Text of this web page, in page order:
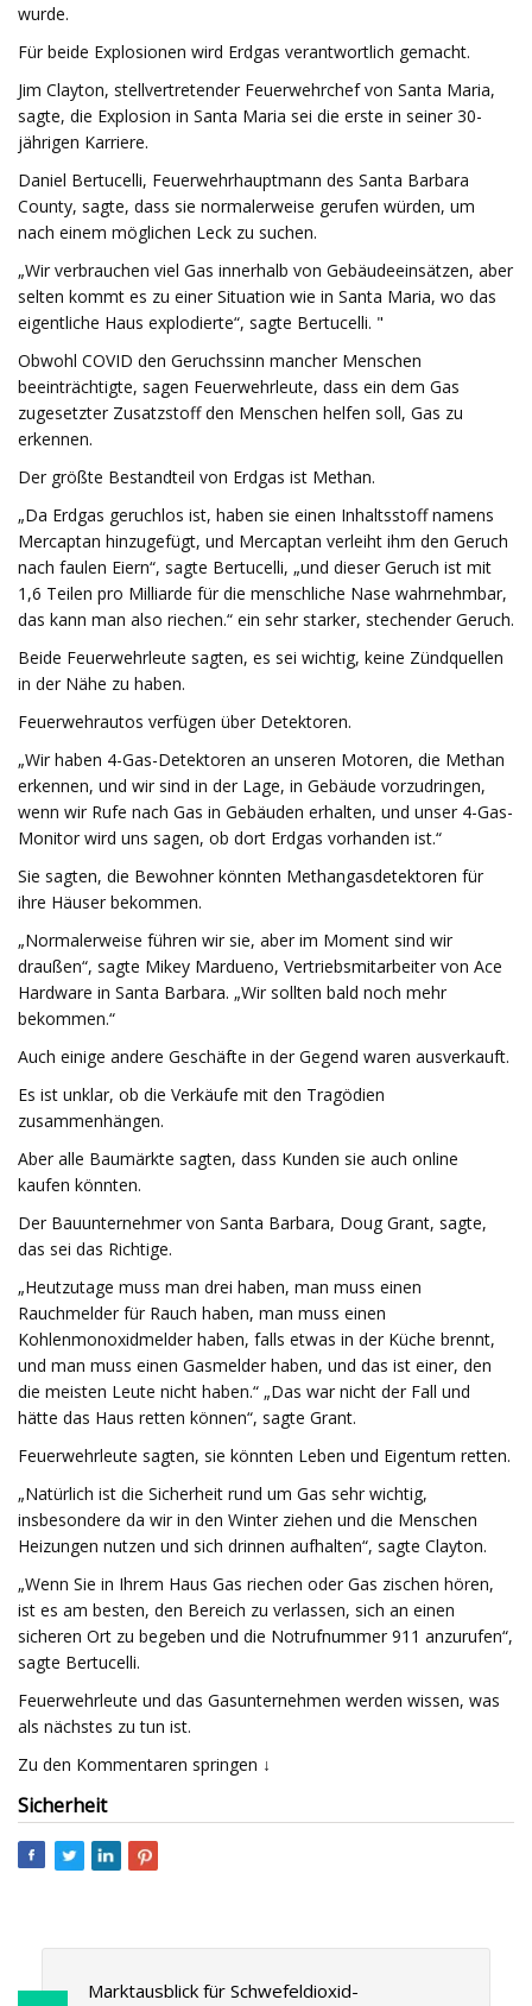
wurde.
Für beide Explosionen wird Erdgas verantwortlich gemacht.
Jim Clayton, stellvertretender Feuerwehrchef von Santa Maria,
sagte, die Explosion in Santa Maria sei die erste in seiner 30-
jährigen Karriere.
Daniel Bertucelli, Feuerwehrhauptmann des Santa Barbara
County, sagte, dass sie normalerweise gerufen würden, um
nach einem möglichen Leck zu suchen.
„Wir verbrauchen viel Gas innerhalb von Gebäudeeinsätzen, aber
selten kommt es zu einer Situation wie in Santa Maria, wo das
eigentliche Haus explodierte“, sagte Bertucelli. "
Obwohl COVID den Geruchssinn mancher Menschen
beeinträchtigte, sagen Feuerwehrleute, dass ein dem Gas
zugesetzter Zusatzstoff den Menschen helfen soll, Gas zu
erkennen.
Der größte Bestandteil von Erdgas ist Methan.
„Da Erdgas geruchlos ist, haben sie einen Inhaltsstoff namens
Mercaptan hinzugefügt, und Mercaptan verleiht ihm den Geruch
nach faulen Eiern“, sagte Bertucelli, „und dieser Geruch ist mit
1,6 Teilen pro Milliarde für die menschliche Nase wahrnehmbar,
das kann man also riechen.“ ein sehr starker, stechender Geruch.
Beide Feuerwehrleute sagten, es sei wichtig, keine Zündquellen
in der Nähe zu haben.
Feuerwehrautos verfügen über Detektoren.
„Wir haben 4-Gas-Detektoren an unseren Motoren, die Methan
erkennen, und wir sind in der Lage, in Gebäude vorzudringen,
wenn wir Rufe nach Gas in Gebäuden erhalten, und unser 4-Gas-
Monitor wird uns sagen, ob dort Erdgas vorhanden ist.“
Sie sagten, die Bewohner könnten Methangasdetektoren für
ihre Häuser bekommen.
„Normalerweise führen wir sie, aber im Moment sind wir
draußen“, sagte Mikey Mardueno, Vertriebsmitarbeiter von Ace
Hardware in Santa Barbara. „Wir sollten bald noch mehr
bekommen.“
Auch einige andere Geschäfte in der Gegend waren ausverkauft.
Es ist unklar, ob die Verkäufe mit den Tragödien
zusammenhängen.
Aber alle Baumärkte sagten, dass Kunden sie auch online
kaufen könnten.
Der Bauunternehmer von Santa Barbara, Doug Grant, sagte,
das sei das Richtige.
„Heutzutage muss man drei haben, man muss einen
Rauchmelder für Rauch haben, man muss einen
Kohlenmonoxidmelder haben, falls etwas in der Küche brennt,
und man muss einen Gasmelder haben, und das ist einer, den
die meisten Leute nicht haben.“ „Das war nicht der Fall und
hätte das Haus retten können“, sagte Grant.
Feuerwehrleute sagten, sie könnten Leben und Eigentum retten.
„Natürlich ist die Sicherheit rund um Gas sehr wichtig,
insbesondere da wir in den Winter ziehen und die Menschen
Heizungen nutzen und sich drinnen aufhalten“, sagte Clayton.
„Wenn Sie in Ihrem Haus Gas riechen oder Gas zischen hören,
ist es am besten, den Bereich zu verlassen, sich an einen
sicheren Ort zu begeben und die Notrufnummer 911 anzurufen“,
sagte Bertucelli.
Feuerwehrleute und das Gasunternehmen werden wissen, was
als nächstes zu tun ist.
Zu den Kommentaren springen ↓
Sicherheit
Marktausblick für Schwefeldioxid-